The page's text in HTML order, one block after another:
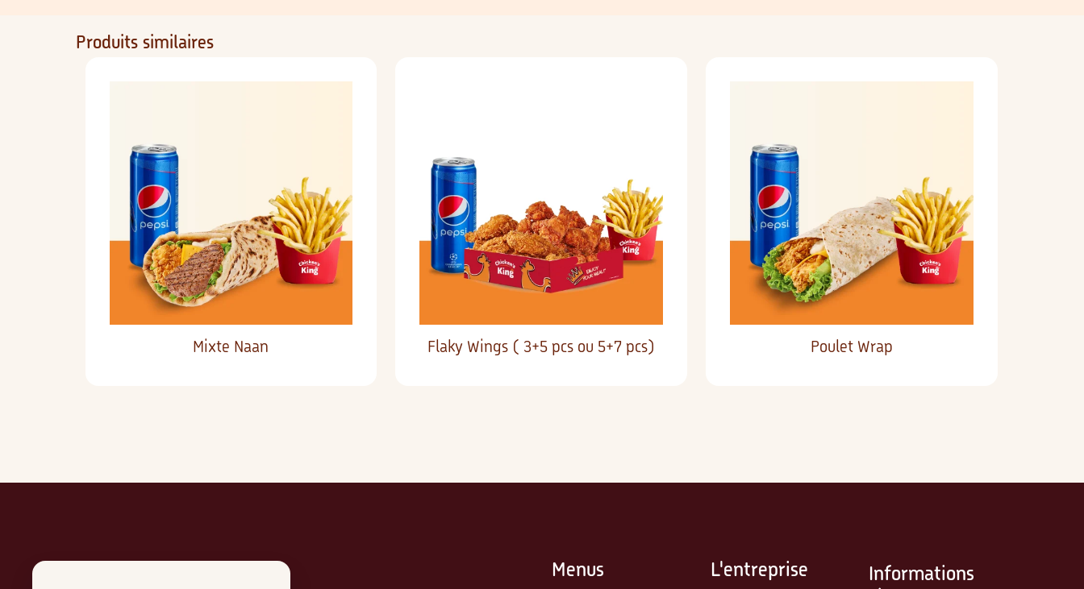
Produits similaires
Mixte Naan Flaky Wings ( 3+5 pcs ou 5+7 pcs) Poulet Wrap
Menus L'entreprise
Informations